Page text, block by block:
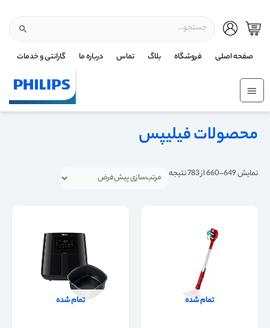
صفحه اصلی فروشگاه بلاگ تماس درباره ما گارانتی و خدمات
محصولات فیلیپس
نمایش 649–660 از 783 نتیجه
تمام شده تمام شده